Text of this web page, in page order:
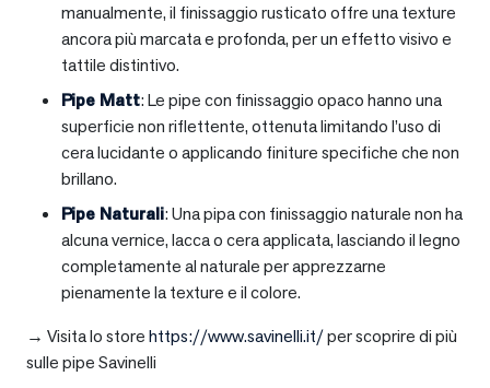
manualmente, il finissaggio rusticato offre una texture
ancora più marcata e profonda, per un effetto visivo e
tattile distintivo.
Pipe Matt: Le pipe con finissaggio opaco hanno una
superficie non riflettente, ottenuta limitando l’uso di
cera lucidante o applicando finiture specifiche che non
brillano.
Pipe Naturali: Una pipa con finissaggio naturale non ha
alcuna vernice, lacca o cera applicata, lasciando il legno
completamente al naturale per apprezzarne
pienamente la texture e il colore.
→ Visita lo storehttps://www.savinelli.it/per scoprire di più
sulle pipe Savinelli